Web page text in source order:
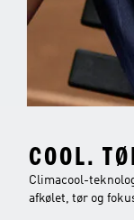
COOL.
Climacool-
afkølet, tør og